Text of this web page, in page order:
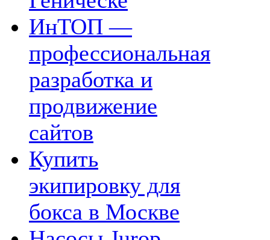
ИнТОП —
профессиональная
разработка и
продвижение
сайтов
Купить
экипировку для
бокса в Москве